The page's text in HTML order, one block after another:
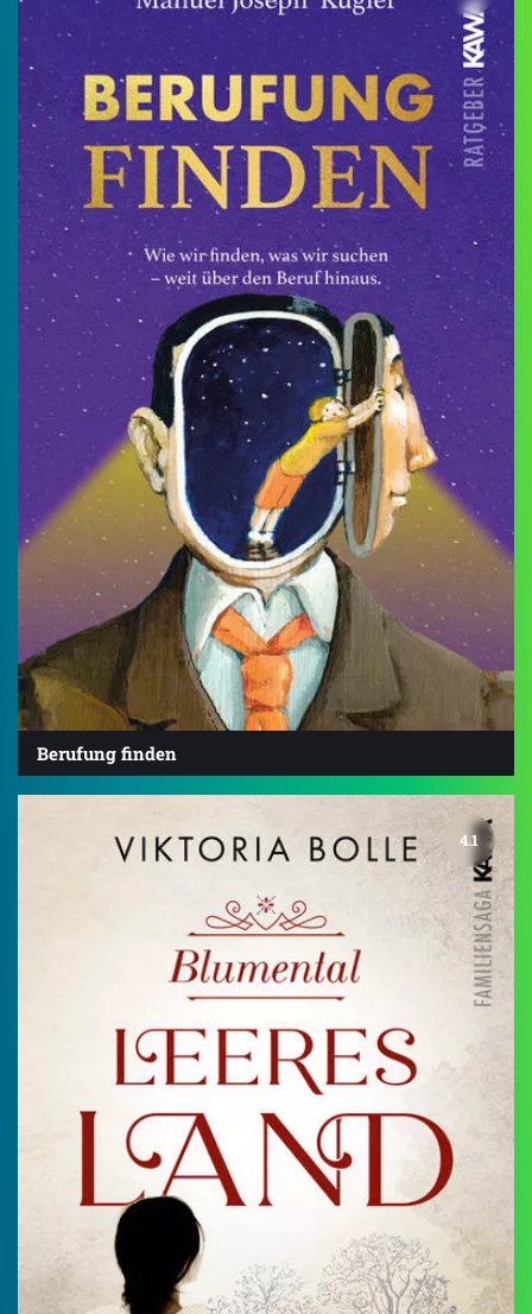
Berufung finden
4.1